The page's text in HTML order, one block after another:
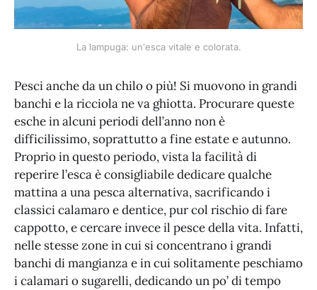
La lampuga: un'esca vitale e colorata.
Pesci anche da un chilo o più! Si muovono in grandi
banchi e la ricciola ne va ghiotta. Procurare queste
esche in alcuni periodi dell’anno non è
difficilissimo, soprattutto a fine estate e autunno.
Proprio in questo periodo, vista la facilità di
reperire l’esca è consigliabile dedicare qualche
mattina a una pesca alternativa, sacrificando i
classici calamaro e dentice, pur col rischio di fare
cappotto, e cercare invece il pesce della vita. Infatti,
nelle stesse zone in cui si concentrano i grandi
banchi di mangianza e in cui solitamente peschiamo
i calamari o sugarelli, dedicando un po’ di tempo